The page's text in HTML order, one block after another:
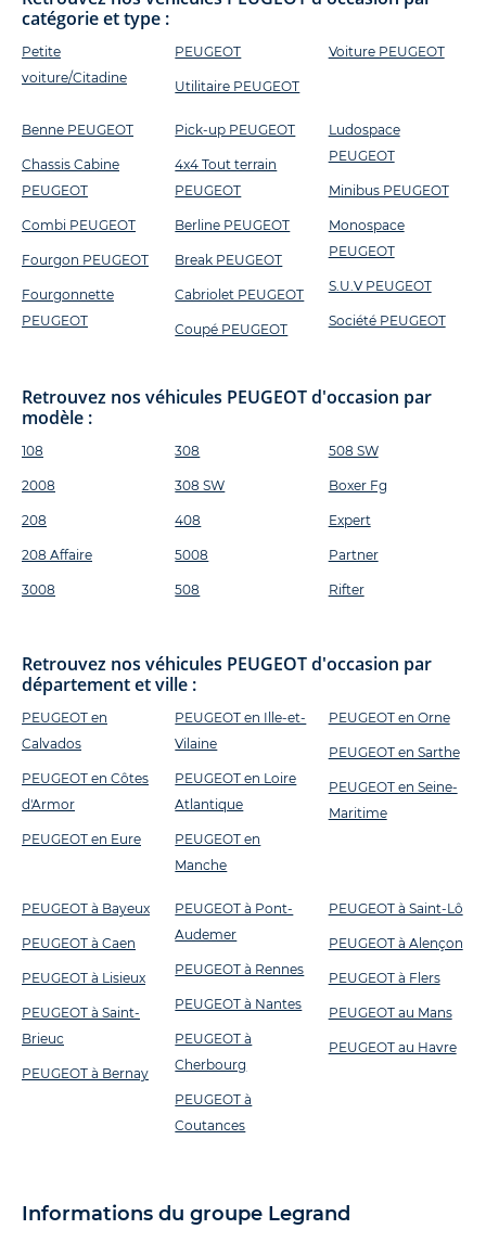
catégorie et type :
Petite
voiture/Citadine
PEUGEOT
Utilitaire PEUGEOT
Voiture PEUGEOT
Benne PEUGEOT
Chassis Cabine
PEUGEOT
Combi PEUGEOT
Fourgon PEUGEOT
Fourgonnette
PEUGEOT
Pick-up PEUGEOT
4x4 Tout terrain
PEUGEOT
Berline PEUGEOT
Break PEUGEOT
Cabriolet PEUGEOT
Coupé PEUGEOT
Ludospace
PEUGEOT
Minibus PEUGEOT
Monospace
PEUGEOT
S.U.V PEUGEOT
Société PEUGEOT
Retrouvez nos véhicules PEUGEOT d'occasion par
modèle :
108
2008
208
208 Affaire
3008
308
308 SW
408
5008
508
508 SW
Boxer Fg
Expert
Partner
Rifter
Retrouvez nos véhicules PEUGEOT d'occasion par
département et ville :
PEUGEOT en
Calvados
PEUGEOT en Côtes
d'Armor
PEUGEOT en Eure
PEUGEOT en Ille-et-
Vilaine
PEUGEOT en Loire
Atlantique
PEUGEOT en
Manche
PEUGEOT en Orne
PEUGEOT en Sarthe
PEUGEOT en Seine-
Maritime
PEUGEOT à Bayeux
PEUGEOT à Caen
PEUGEOT à Lisieux
PEUGEOT à Saint-
Brieuc
PEUGEOT à Bernay
PEUGEOT à Pont-
Audemer
PEUGEOT à Rennes
PEUGEOT à Nantes
PEUGEOT à
Cherbourg
PEUGEOT à
Coutances
PEUGEOT à Saint-Lô
PEUGEOT à Alençon
PEUGEOT à Flers
PEUGEOT au Mans
PEUGEOT au Havre
Informations du groupe Legrand